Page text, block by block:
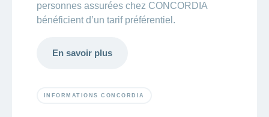
personnes assurées chez CONCORDIA
bénéficient d’un tarif préférentiel.
En savoir plus
INFORMATIONS CONCORDIA